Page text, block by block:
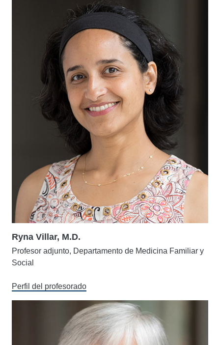
Ryna Villar, M.D.
Profesor adjunto, Departamento de Medicina Familiar y
Social
Perfil del profesorado